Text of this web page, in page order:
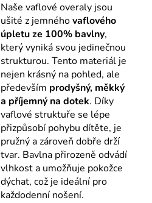
Naše vaflové overaly jsou
ušité z jemnéhovaflového
úpletu ze 100% bavlny,
který vyniká svou jedinečnou
strukturou. Tento materiál je
nejen krásný na pohled, ale
především prodyšný, měkký
a příjemný na dotek. Díky
vaflové struktuře se lépe
přizpůsobí pohybu dítěte, je
pružný a zároveň dobře drží
tvar. Bavlna přirozeně odvádí
vlhkost a umožňuje pokožce
dýchat, což je ideální pro
každodenní nošení.